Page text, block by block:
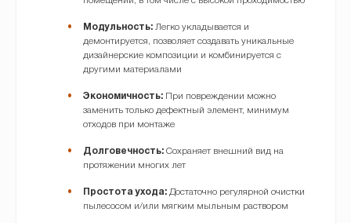
Модульность:Легко укладывается и
демонтируется, позволяет создавать уникальные
дизайнерские композиции и комбинируется с
другими материалами
Экономичность:При повреждении можно
заменить только дефектный элемент, минимум
отходов при монтаже
Долговечность:Сохраняет внешний вид на
протяжении многих лет
Простота ухода:Достаточно регулярной очистки
пылесосом и/или мягким мыльным раствором